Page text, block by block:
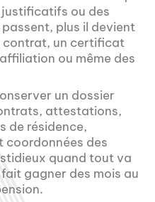
ou des
plus il devient
contrat, un certificat
ou même des
un dossier
attestations,
de résidence,
coordonnées des
quand tout va
gagner des mois au